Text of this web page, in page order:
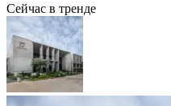
Сейчас в тренде